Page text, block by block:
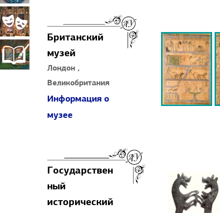
Британский
музей
Лондон ,
Великобритания
Информация о
музее
Государствен
ный
исторический
искусство
декорационное
искусство
Книжная
миниатюра